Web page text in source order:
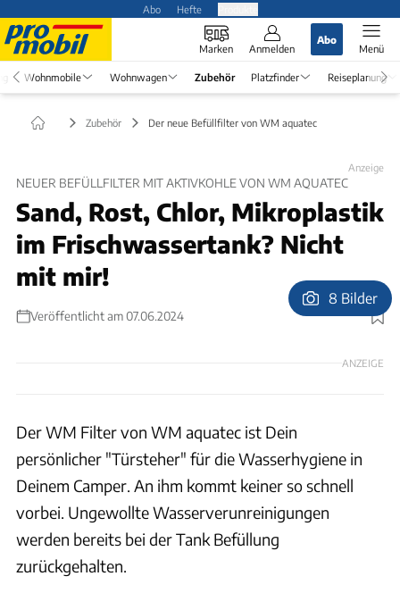
Abo Hefte
Marken Anmelden
Abo
Menü
Wohnmobile Wohnwagen Zubehör Platzfinder Reiseplanung
Zubehör Der neue Befüllfilter von WM aquatec
Anzeige
NEUER BEFÜLLFILTER MIT AKTIVKOHLE VON WM AQUATEC
Sand, Rost, Chlor, Mikroplastik
im Frischwassertank? Nicht
mit mir!
Veröffentlicht am 07.06.2024
Foto: WM aquatec GmbH & Co. KG
8 Bilder
ANZEIGE
Der WM Filter von WM aquatec ist Dein
persönlicher "Türsteher" für die Wasserhygiene in
Deinem Camper. An ihm kommt keiner so schnell
vorbei. Ungewollte Wasserverunreinigungen
werden bereits bei der Tank Befüllung
zurückgehalten.